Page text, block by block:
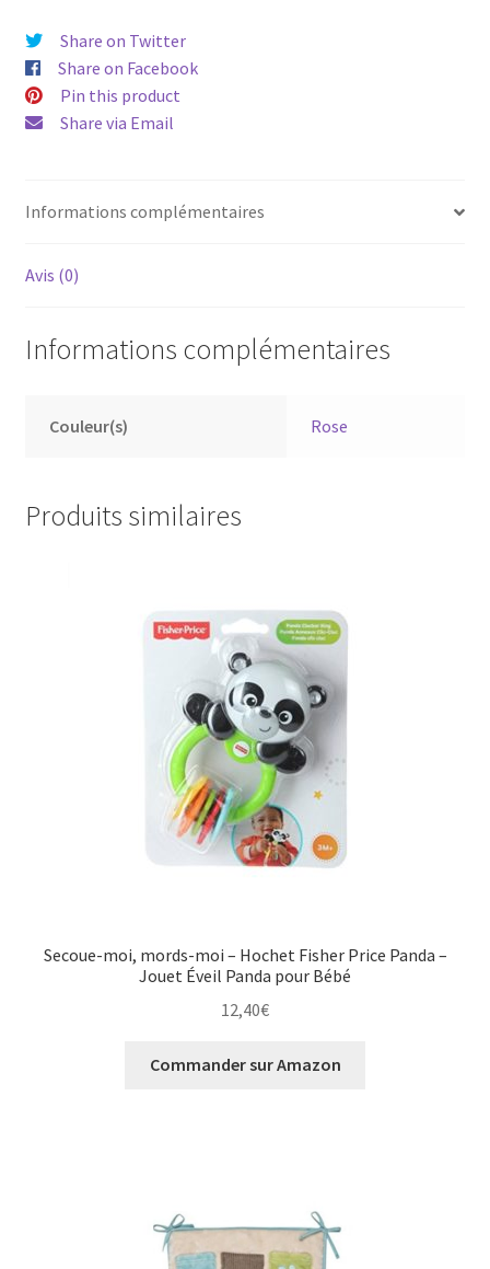
Share on Twitter
Share on Facebook
Pin this product
Share via Email
Informations complémentaires
Avis (0)
Informations complémentaires
Couleur(s) Rose
Produits similaires
Secoue-moi, mords-moi – Hochet Fisher Price Panda –
Jouet Éveil Panda pour Bébé
12,40€
Commander sur Amazon